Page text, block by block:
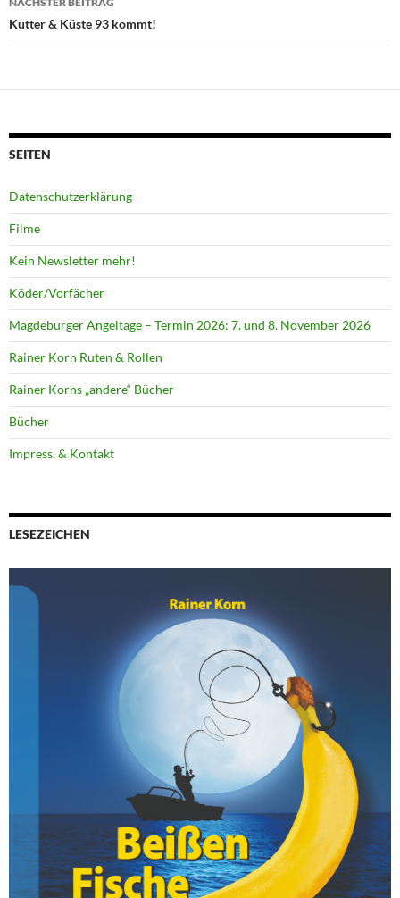
Kutter & Küste 93 kommt!
SEITEN
Datenschutzerklärung
Filme
Kein Newsletter mehr!
Köder/Vorfächer
Magdeburger Angeltage – Termin 2026: 7. und 8. November 2026
Rainer Korn Ruten & Rollen
Rainer Korns „andere“ Bücher
Bücher
Impress. & Kontakt
LESEZEICHEN